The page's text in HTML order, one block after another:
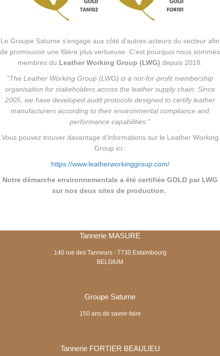
Le Groupe Saturne s’engage aux côté d’autres acteurs du secteur afin
de promouvoir une filière plus vertueuse. C’est pourquoi nous sommes
membres du Leather Working Group (LWG) depuis 2018.
“The Leather Working Group (LWG) is a not-for-profit membership
organisation for stakeholders across the leather supply chain. Since
2005, we have developed audit protocols designed to certify leather
manufacturers according to their environmental compliance and
performance capabilities.”
Vous pouvez trouver davantage d’informations sur le Leather Working
Group ici :
https://www.leatherworkinggroup.com/
Notre démarche environnementale a été certifiée GOLD par LWG
sur nos deux sites de production.
Tannerie MASURE
140 rue des Tanneurs - 7730 Estaimbourg
BELGIUM
Groupe Saturne
150 ans de savoir-faire
Tannerie FORTIER BEAULIEU